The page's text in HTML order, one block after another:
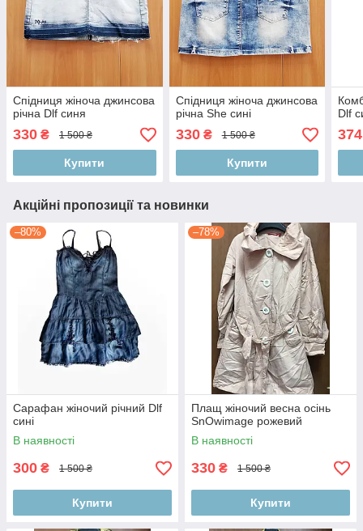
Спідниця жіноча джинсова
річна Dlf синя
330 ₴ 1 500 ₴
Купити
Спідниця жіноча джинсова
річна She сині
330₴ 1 500 ₴
Купити
Dlf
Акційні пропозиції та новинки
–80%
Сарафан жіночий річний Dlf
сині
В наявності
300 ₴ 1 500 ₴
Купити
–78%
Плащ жіночий весна осінь
SnOwimage рожевий
В наявності
330 ₴ 1 500 ₴
Купити